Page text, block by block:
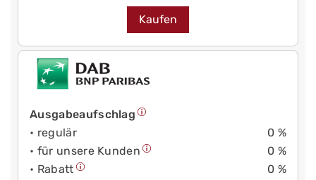
Kaufen
Ausgabeaufschlag
• regulär
0 %
• für unsere Kunden
0 %
• Rabatt
0 %